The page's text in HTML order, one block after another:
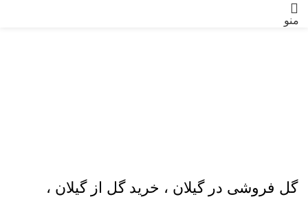
منو
گل فروشی در گیلان ، خرید گل از گیلان ،